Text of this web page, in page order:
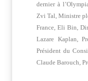
dernier à
Zvi Tal, Ministre
France, Eli Bin,
Lazare Kaplan,
Président du
Claude Barouch,